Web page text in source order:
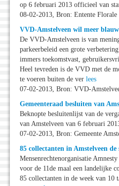
op 6 februari 2013 officieel van
08-02-2013, Bron: Entente Florale
VVD-Amstelveen wil meer
De VVD-Amstelveen is van
parkeerbeleid een grote
immers toekomstvast,
Heel tevreden is de VVD met de
te voeren buiten de ver lees
07-02-2013, Bron: VVD-
Gemeenteraad besluiten van
Beknopte besluitenlijst van de
van Amstelveen van 6 februari
07-02-2013, Bron: Gemeente
85 collectanten in Amstelveen
Mensenrechtenorganisatie
voor de 11de maal een landelijke
85 collectanten in de week van 10